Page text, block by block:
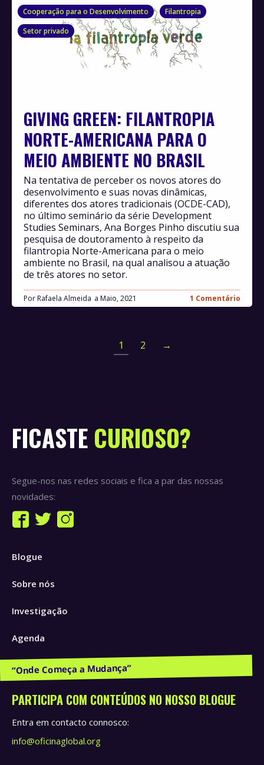
Cooperação para o Desenvolvimento
Filantropia
Setor privado
GIVING GREEN: FILANTROPIA
NORTE-AMERICANA PARA O
MEIO AMBIENTE NO BRASIL
Por Rafaela Almeida Maio, 2021 1 Comentário
Na tentativa de perceber os novos atores do
desenvolvimento e suas novas dinâmicas,
diferentes dos atores tradicionais (OCDE-CAD),
no último seminário da série Development
Studies Seminars, Ana Borges Pinho discutiu sua
pesquisa de doutoramento à respeito da
filantropia Norte-Americana para o meio
ambiente no Brasil, na qual analisou a atuação
de três atores no setor.
1 2 →
FICASTE CURIOSO?
Segue-nos nas redes sociais e fica a par das nossas
novidades:
Find us on:
Facebook
opens
new
Twitter
new
Instagram
Blogue
Sobre nós
Investigação
Agenda
Publicações e Recursos
PARTICIPA COM CONTEÚDOS NO NOSSO BLOGUE
Entra em contacto connosco:
info@oficinaglobal.org